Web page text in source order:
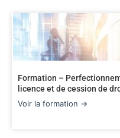
Formation –
licence et de cession de
Voir la formation →